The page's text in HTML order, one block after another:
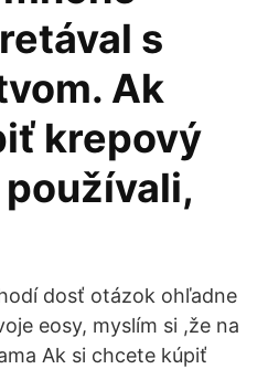
s
Ak
krepový
dosť otázok ohľadne
eosy, myslím si ,že na
Ak si chcete kúpiť